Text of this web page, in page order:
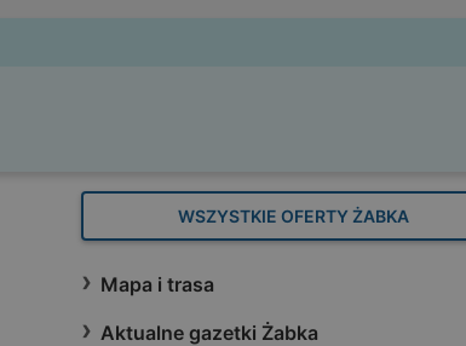
WSZYSTKIE OFERTY ŻABKA
Mapa i trasa
Aktualne gazetki Żabka